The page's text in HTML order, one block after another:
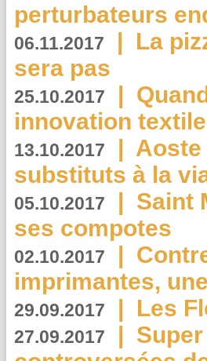
perturbateurs
06.11.2017 | La
sera pas
25.10.2017 |
innovation textile
13.10.2017 | Aoste
substituts à la
05.10.2017 | Saint
ses compotes
02.10.2017 |
imprimantes,
29.09.2017 | Les
27.09.2017 |